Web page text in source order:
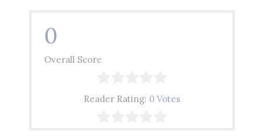
0
Overall Score
Reader Rating: 0 Votes